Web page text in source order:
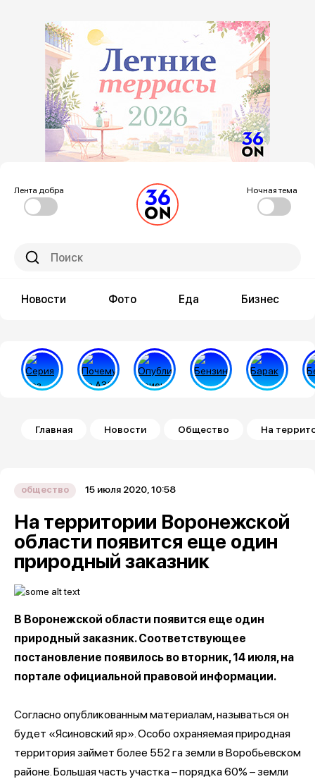
Лента добра Ночная тема
Новости Фото Еда Бизнес
Строка навигации
Главная Новости Общество На
общество 15 июля 2020, 10:58
На территории Воронежской
области появится еще один
природный заказник
В Воронежской области появится еще один
природный заказник. Соответствующее
постановление появилось во вторник, 14 июля, на
портале официальной правовой информации.
Согласно опубликованным материалам, называться он
будет «Ясиновский яр». Особо охраняемая природная
территория займет более 552 га земли в Воробьевском
районе. Большая часть участка – порядка 60% – земли